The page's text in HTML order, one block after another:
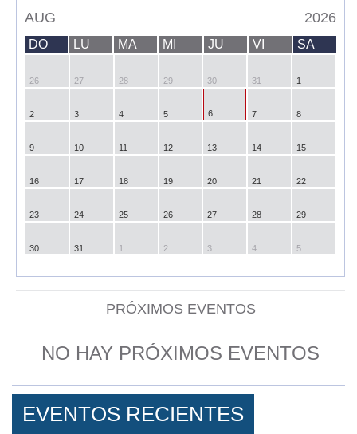
AUG 2026
DO LU MA MI JU VI SA
26 27 28 29 30 31 1
2 3 4 5 6 7 8
9 10 11 12 13 14 15
16 17 18 19 20 21 22
23 24 25 26 27 28 29
30 31 1 2 3 4 5
PRÓXIMOS EVENTOS
NO HAY PRÓXIMOS EVENTOS
EVENTOS RECIENTES